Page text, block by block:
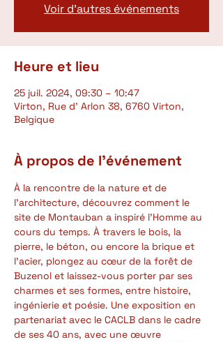
Voir d'autres événements
Heure et lieu
25 juil. 2024, 09:30 – 10:47
Virton, Rue d' Arlon 38, 6760 Virton,
Belgique
À propos de l'événement
À la rencontre de la nature et de
l’architecture, découvrez comment le
site de Montauban a inspiré l’Homme au
cours du temps. À travers le bois, la
pierre, le béton, ou encore la brique et
l’acier, plongez au cœur de la forêt de
Buzenol et laissez-vous porter par ses
charmes et ses formes, entre histoire,
ingénierie et poésie. Une exposition en
partenariat avec le CACLB dans le cadre
de ses 40 ans, avec une œuvre